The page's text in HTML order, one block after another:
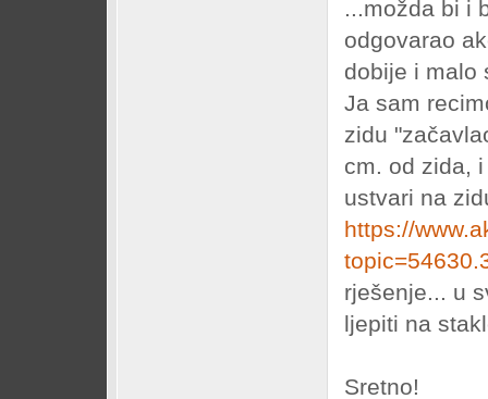
...možda bi
odgovarao
dobije i malo
Ja sam
zidu
cm. od zida,
ustvari na
https://
rješenje... u
ljepiti na
Sretno!